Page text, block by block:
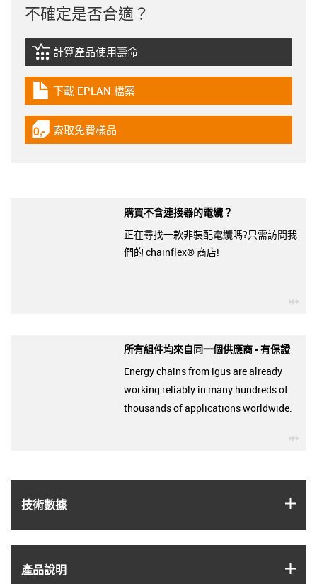
技術數據
產品說明
不確定是否合適？
igus-icon-lebensdauerrechner
計算產品使用壽命
igus-icon-download-plan
下載 EPLAN 檔案
igus-icon-gratismuster
索取免費樣品
購買不含連接器的電纜？
正在尋找一款非裝配電纜嗎?只需訪問我
們的 chainflex® 商店!
所有組件均來自同一個供應商 - 有保證
Energy chains from igus are already
working reliably in many hundreds of
thousands of applications worldwide.